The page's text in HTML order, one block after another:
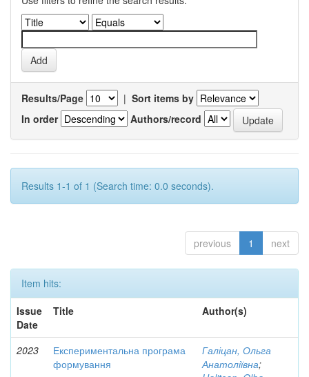
Results/Page | Sort items by
In order
Authors/record
Results 1-1 of 1 (Search time: 0.0 seconds).
previous 1 next
Item hits:
Issue
Date
Title Author(s)
2023
Експериментальна програма
формування
Галіцан, Ольга
Анатоліївна;